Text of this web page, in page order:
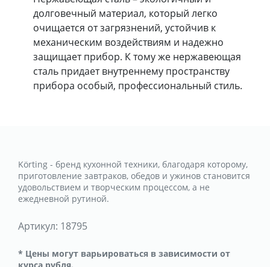
долговечный материал, который легко
очищается от загрязнений, устойчив к
механическим воздействиям и надежно
защищает прибор. К тому же нержавеющая
сталь придает внутреннему пространству
прибора особый, профессиональный стиль.
Körting - бренд кухонной техники, благодаря которому,
приготовление завтраков, обедов и ужинов становится
удовольствием и творческим процессом, а не
ежедневной рутиной.
Артикул: 18795
* Цены могут варьироваться в зависимости от